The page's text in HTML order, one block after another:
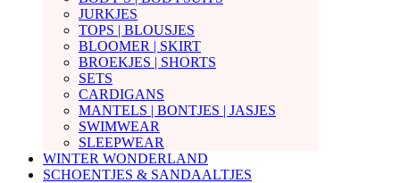
JURKJES
TOPS | BLOUSJES
BLOOMER | SKIRT
BROEKJES | SHORTS
SETS
CARDIGANS
MANTELS | BONTJES | JASJES
SWIMWEAR
SLEEPWEAR
WINTER WONDERLAND
SCHOENTJES & SANDAALTJES